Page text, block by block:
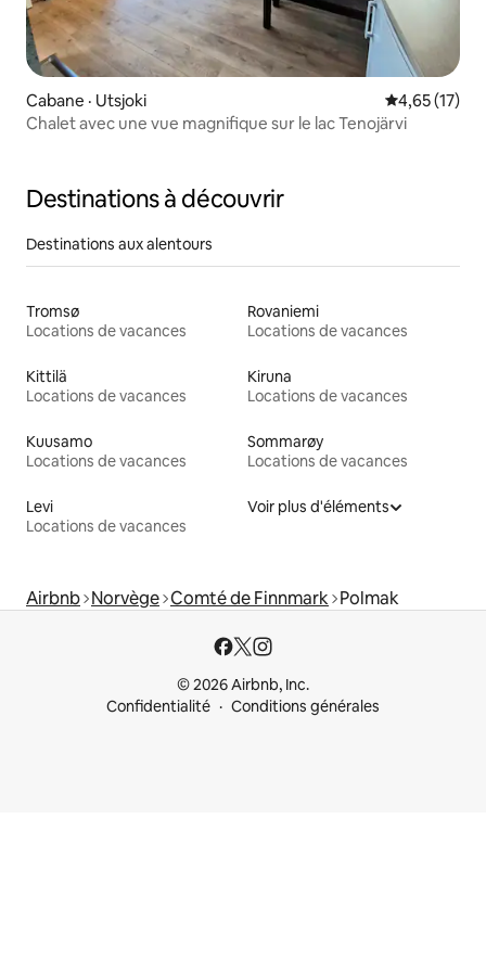
Cabane · Utsjoki Note
4,65 (17)
Chalet avec une vue magnifique sur le lac Tenojärvi
Destinations à découvrir
Destinations aux alentours
Tromsø
Locations de vacances
Rovaniemi
Locations de vacances
Kittilä
Locations de vacances
Kiruna
Locations de vacances
Kuusamo
Locations de vacances
Sommarøy
Locations de vacances
Levi
Locations de vacances
Voir plus d'éléments
Airbnb Norvège Comté de Finnmark Polmak
© 2026 Airbnb, Inc.
Confidentialité
Conditions générales